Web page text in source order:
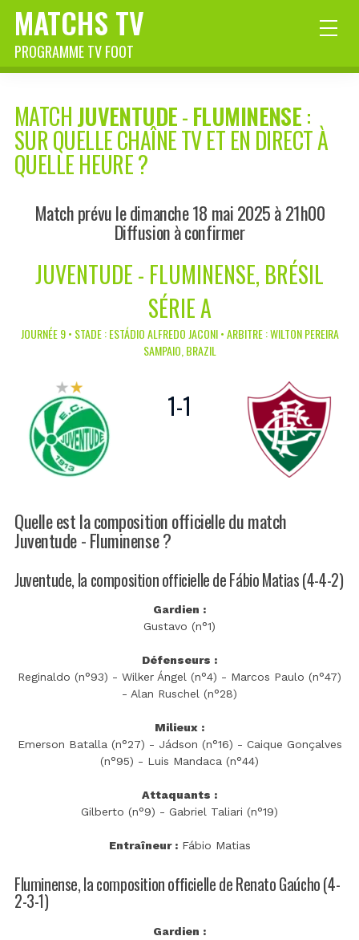
MATCHS TV
PROGRAMME TV FOOT
MATCHJUVENTUDE-FLUMINENSE:
SUR QUELLE CHAÎNE TV ET EN DIRECT À
QUELLE HEURE ?
Match prévu le dimanche 18 mai 2025 à 21h00
Diffusion à confirmer
JUVENTUDE - FLUMINENSE, BRÉSIL
SÉRIE A
JOURNÉE 9 • STADE : ESTÁDIO ALFREDO JACONI • ARBITRE : WILTON PEREIRA
SAMPAIO, BRAZIL
1-1
Quelle est la composition officielle du match
Juventude - Fluminense ?
Juventude, la composition officielle de Fábio Matias (4-4-2)
Gardien :
Gustavo (n°1)
Défenseurs :
Reginaldo (n°93) - Wilker Ángel (n°4) - Marcos Paulo (n°47)
- Alan Ruschel (n°28)
Milieux :
Emerson Batalla (n°27) - Jádson (n°16) - Caique Gonçalves
(n°95) - Luis Mandaca (n°44)
Attaquants :
Gilberto (n°9) - Gabriel Taliari (n°19)
Entraîneur :Fábio Matias
Fluminense, la composition officielle de Renato Gaúcho (4-
2-3-1)
Gardien :